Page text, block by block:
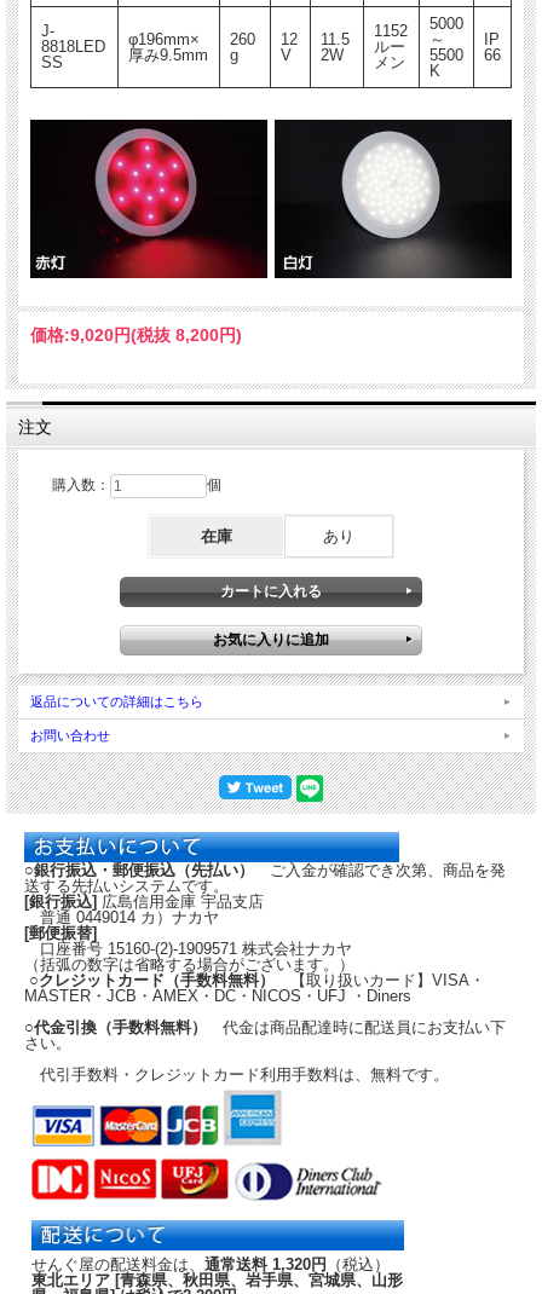
J-
8812LE
φ129mm×厚
81g
576ル
ーメン
5000～
5500K
IP6
J-
φ196mm×厚
み9.5mm
11.
1152ル
ーメン
5500K
J-
8818LED
SS
φ196mm×
厚み9.5mm
260
g
12
V
11.5
2W
1152
ルー
メン
5000
～
5500
K
IP
66
価格:9,020円(税抜 8,200円)
注文
購入数： 個
在庫 あり
返品についての詳細はこちら
お問い合わせ
○銀行振込・郵便振込（先払い）
ご入金が確認でき次第、商品を発
送する先払いシステムです。
[銀行振込] 広島信用金庫 宇品支店
普通 0449014 カ）ナカヤ
[郵便振替]
口座番号 15160-(2)-1909571 株式会社ナカヤ
（括弧の数字は省略する場合がございます。）
○クレジットカード（手数料無料）
【取り扱いカード】VISA・
MASTER・JCB・AMEX・DC・NICOS・UFJ ・Diners
○代金引換（手数料無料） 代金は商品配達時に配送員にお支払い下
さい。
代引手数料・クレジットカード利用手数料は、無料です。
せんぐ屋の配送料金は、 通常送料 1,320円
（税込）
東北エリア [青森県、秋田県、岩手県、宮城県、山形